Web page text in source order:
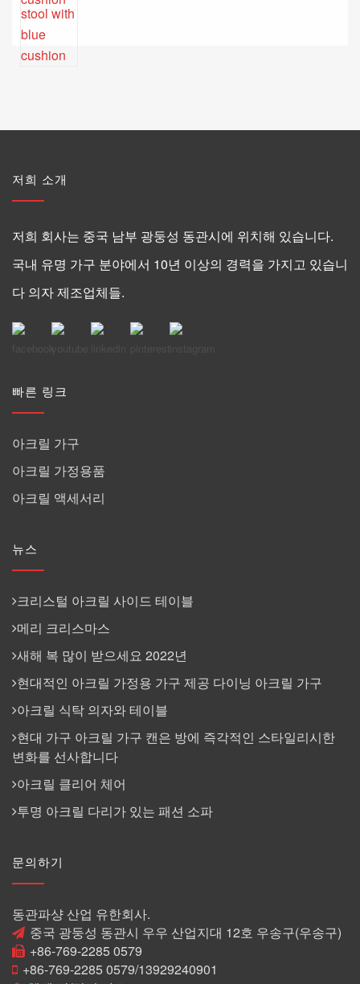
저희 소개
저희 회사는 중국 남부 광둥성 동관시에 위치해 있습니다.
국내 유명 가구 분야에서 10년 이상의 경력을 가지고 있습니
다 의자 제조업체들.
빠른 링크
아크릴 가구
아크릴 가정용품
아크릴 액세서리
뉴스
크리스털 아크릴 사이드 테이블
메리 크리스마스
새해 복 많이 받으세요 2022년
현대적인 아크릴 가정용 가구 제공 다이닝 아크릴 가구
아크릴 식탁 의자와 테이블
현대 가구 아크릴 가구 캔은 방에 즉각적인 스타일리시한
변화를 선사합니다
아크릴 클리어 체어
투명 아크릴 다리가 있는 패션 소파
문의하기
동관파샹 산업 유한회사.
중국 광둥성 동관시 우우 산업지대 12호 우송구(우송구)
+86-769-2285 0579
+86-769-2285 0579/13929240901